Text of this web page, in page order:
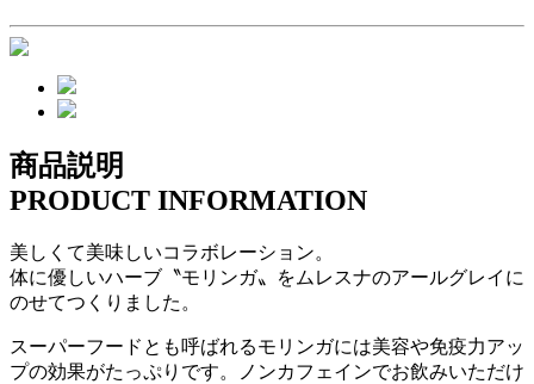
商品説明
PRODUCT INFORMATION
美しくて美味しいコラボレーション。
体に優しいハーブ〝モリンガ〟をムレスナのアールグレイに
のせてつくりました。
スーパーフードとも呼ばれるモリンガには美容や免疫力アッ
プの効果がたっぷりです。ノンカフェインでお飲みいただけ